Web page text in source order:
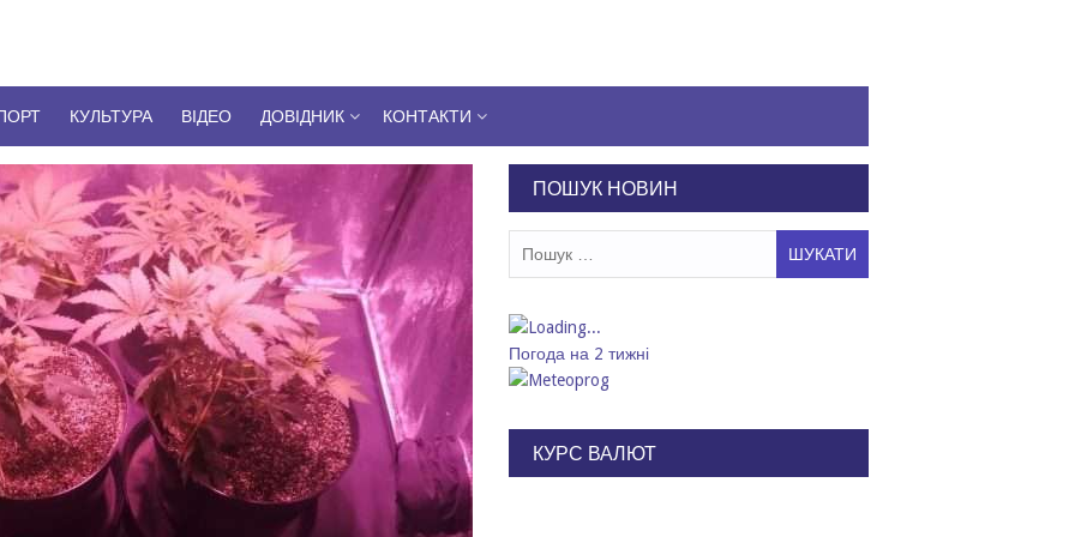
КУЛЬТУРА ВІДЕО ДОВІДНИК КОНТАКТИ
ПОШУК НОВИН
Погода на 2 тижні
КУРС ВАЛЮТ